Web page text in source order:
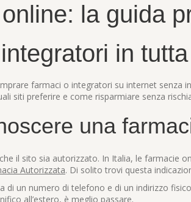
la guida
in
farmaci o integratori su internet senza
siti preferire e come risparmiare senza
una
il sito sia autorizzato. In Italia, le farmacie
Autorizzata. Di solito trovi questa
di un numero di telefono e di un indirizzo
all’estero, è meglio passare.